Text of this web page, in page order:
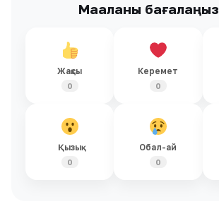
Мақаланы бағалаңыз
Жақсы
0
Керемет
0
Қызық
0
Обал-ай
0